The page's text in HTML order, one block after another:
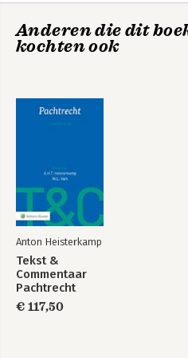
Anderen die dit
kochten ook
Anton Heisterkamp
Tekst &
Commentaar
Pachtrecht
€ 117,50